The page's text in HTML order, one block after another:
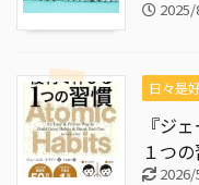
日々是
『ジ
１つの